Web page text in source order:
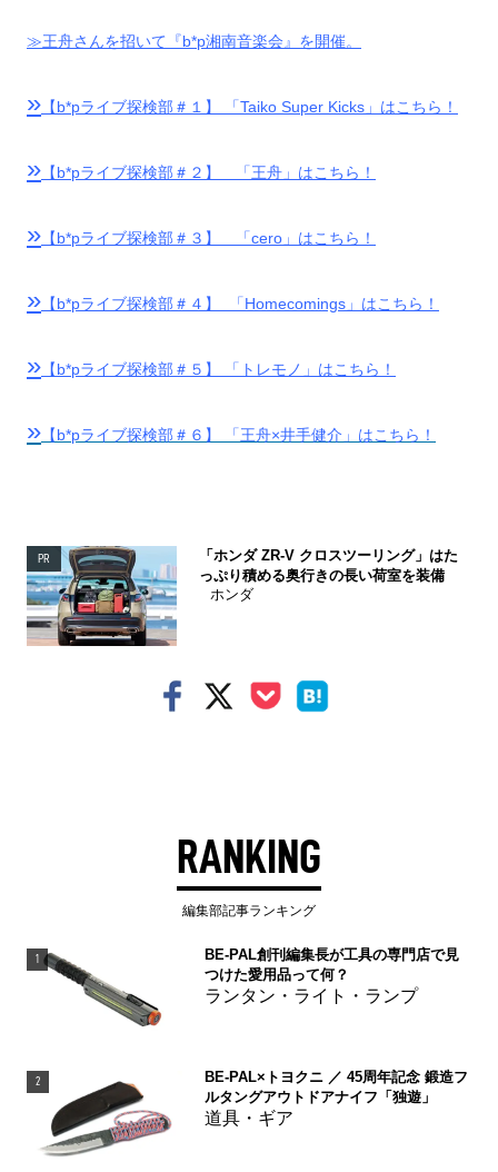
≫王舟さんを招いて『b*p湘南音楽会』を開催。
» 【b*pライブ探検部＃１】 「Taiko Super Kicks」はこちら！
» 【b*pライブ探検部＃２】 「王舟」はこちら！
» 【b*pライブ探検部＃３】 「cero」はこちら！
» 【b*pライブ探検部＃４】 「Homecomings」はこちら！
» 【b*pライブ探検部＃５】 「トレモノ」はこちら！
» 【b*pライブ探検部＃６】 「王舟×井手健介」はこちら！
PR
「ホンダ ZR-V クロスツーリング」はた
っぷり積める奥行きの長い荷室を装備
ホンダ
RANKING
編集部記事ランキング
1
BE-PAL創刊編集長が工具の専門店で見
つけた愛用品って何？
ランタン・ライト・ランプ
2
BE-PAL×トヨクニ ／ 45周年記念 鍛造フ
ルタングアウトドアナイフ「独遊」
道具・ギア